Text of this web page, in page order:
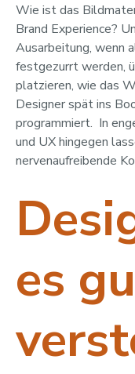
Wie ist das
Brand Experience?
Ausarbeitung, wenn
festgezurrt werden,
platzieren, wie das
Designer spät ins
programmiert. In
und UX hingegen
nervenaufreibende
es